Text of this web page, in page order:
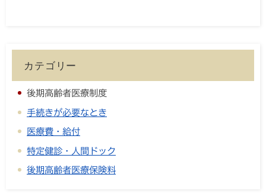
カテゴリー
後期高齢者医療制度
手続きが必要なとき
医療費・給付
特定健診・人間ドック
後期高齢者医療保険料